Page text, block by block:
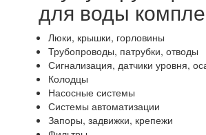
для воды
Люки, крышки, горловины
Трубопроводы, патрубки, отводы
Сигнализация, датчики уровня,
Колодцы
Насосные системы
Системы автоматизации
Запоры, задвижки, крепежи